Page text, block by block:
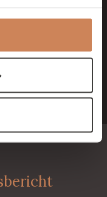
of neem direct
op maat.
een succes.